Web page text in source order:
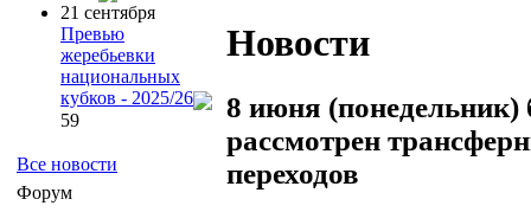
21 сентября
Превью
жеребьевки
национальных
кубков - 2025/26
59
Все новости
Форум
Новости
8 июня (понедельник)
рассмотрен
переходов